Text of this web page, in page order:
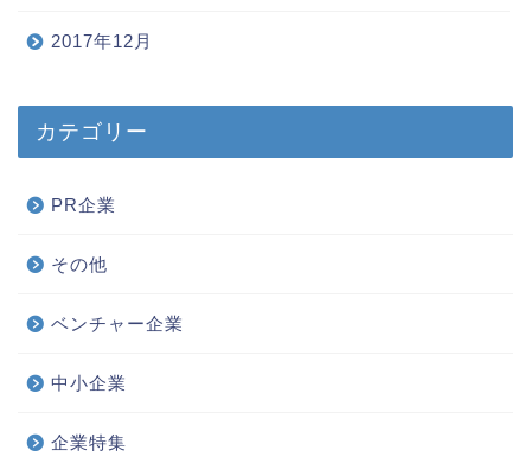
2017年12月
カテゴリー
PR企業
その他
ベンチャー企業
中小企業
企業特集